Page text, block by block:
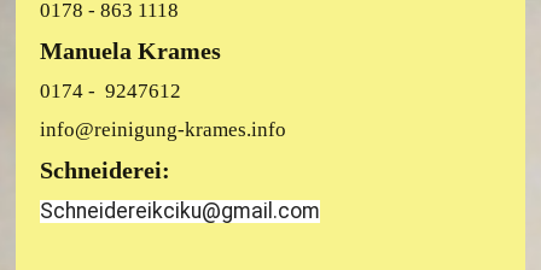
0178 - 863 1118
Manuela Krames
0174 - 9247612
info@reinigung-krames.info
Schneiderei:
Schneidereikciku@gmail.com